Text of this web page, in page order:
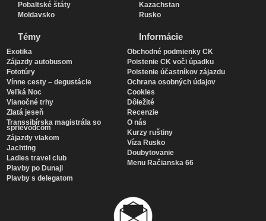
Pobaltské štáty
Moldavsko
Kazachstan
Rusko
Témy
Exotika
Zájazdy autobusom
Fototúry
Vínne cesty – degustácie
Veľká Noc
Vianočné trhy
Zlatá jeseň
Transsibírska magistrála so
sprievodcom
Zájazdy vlakom
Jachting
Ladies travel club
Plavby po Dunaji
Plavby s delegatom
Informácie
Obchodné podmienky CK
Poistenie CK voči úpadku
Poistenie účastníkov zájazdu
Ochrana osobných údajov
Cookies
Dôležité
Recenzie
O nás
Kurzy ruštiny
Víza Rusko
Doubytovanie
Menu Račianska 66